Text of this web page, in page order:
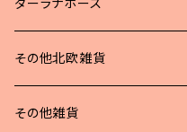
ダーラナホース
その他北欧雑貨
その他雑貨